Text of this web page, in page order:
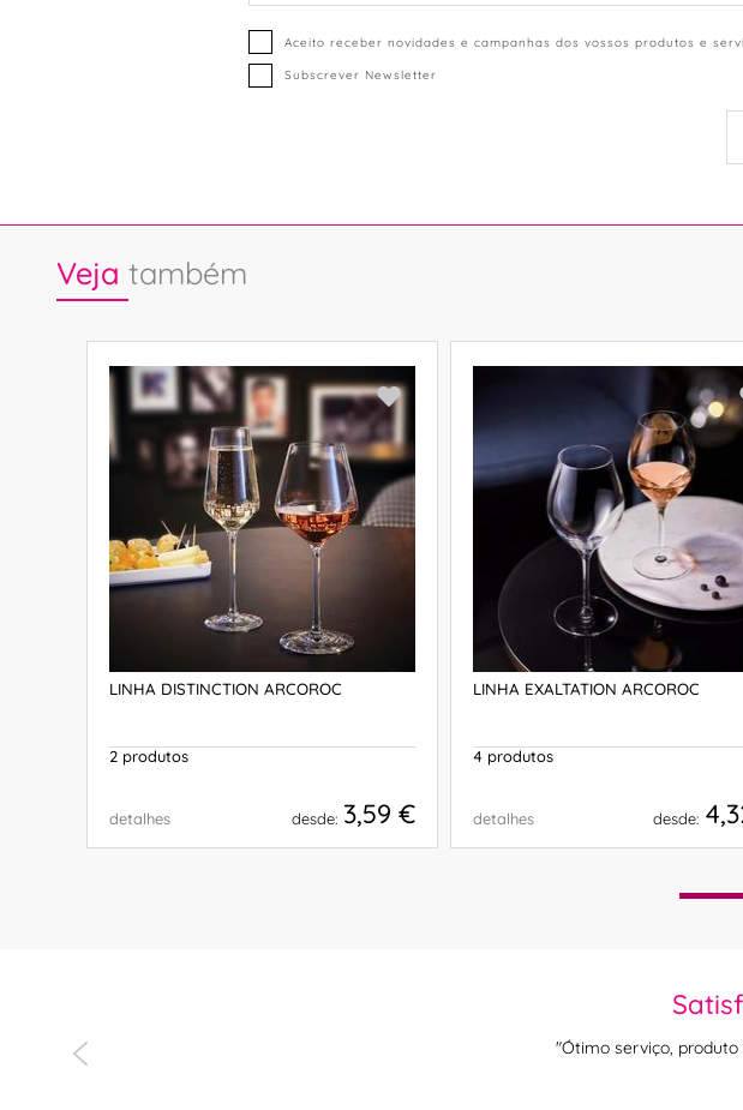
Aceito receber novidades e campanhas dos vossos produtos e
Subscrever Newsletter
Veja também
LINHA DISTINCTION ARCOROC
2 produtos
detalhes desde: 3,59 €
LINHA EXALTATION ARCOROC
4 produtos
detalhes desde:
Idalina
"Ótimo serviço,